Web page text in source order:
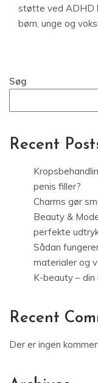
støtte ved ADHD
børn, unge og
Søg
Recent
penis filler?
Charms gør
Beauty &
perfekte
Sådan
materialer og
K-beauty –
Recent
Der er ingen